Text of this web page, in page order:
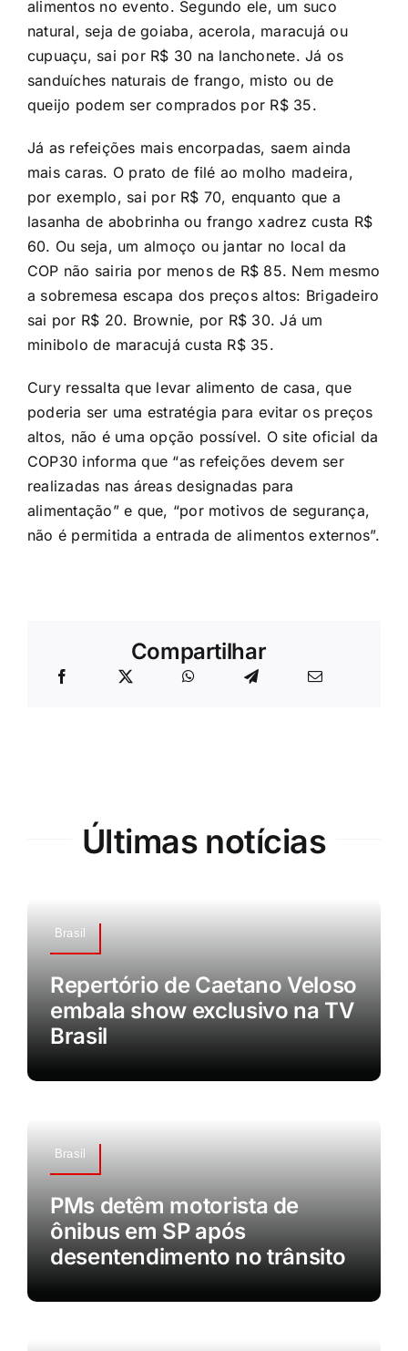
alimentos no evento. Segundo ele, um suco
natural, seja de goiaba, acerola, maracujá ou
cupuaçu, sai por R$ 30 na lanchonete. Já os
sanduíches naturais de frango, misto ou de
queijo podem ser comprados por R$ 35.
Já as refeições mais encorpadas, saem ainda
mais caras. O prato de filé ao molho madeira,
por exemplo, sai por R$ 70, enquanto que a
lasanha de abobrinha ou frango xadrez custa R$
60. Ou seja, um almoço ou jantar no local da
COP não sairia por menos de R$ 85. Nem mesmo
a sobremesa escapa dos preços altos: Brigadeiro
sai por R$ 20. Brownie, por R$ 30. Já um
minibolo de maracujá custa R$ 35.
Cury ressalta que levar alimento de casa, que
poderia ser uma estratégia para evitar os preços
altos, não é uma opção possível. O site oficial da
COP30 informa que “as refeições devem ser
realizadas nas áreas designadas para
alimentação” e que, “por motivos de segurança,
não é permitida a entrada de alimentos externos”.
Compartilhar
Últimas notícias
Brasil
Repertório de Caetano Veloso
embala show exclusivo na TV
Brasil
Brasil
PMs detêm motorista de
ônibus em SP após
desentendimento no trânsito